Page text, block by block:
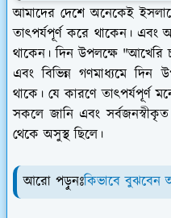
আমাদের দেশে অনেকেই
তাৎপর্যপূর্ণ করে থাকেন।
থাকেন। দিন উপলক্ষে "আখেরি
এবং বিভিন্ন গণমাধ্যমে দিন
থাকে। যে কারণেতাৎপর্যপূর্ণ
সকলে জানি এবং
থেকে অসুস্থ ছিলে।
আরো পড়ুনঃকিভাবে বুঝবেন